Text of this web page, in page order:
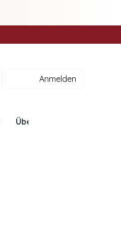
Anmelden
Über uns